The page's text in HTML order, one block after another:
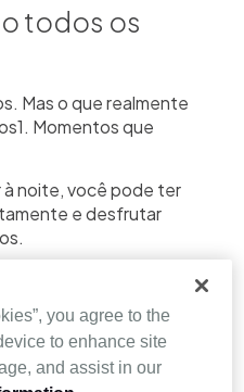
todos os
Mas o que realmente
Momentos que
à noite, você pode ter
e desfrutar
É aquele rápido
momentos
de casamento
you agree to the
to enhance site
and assist in our